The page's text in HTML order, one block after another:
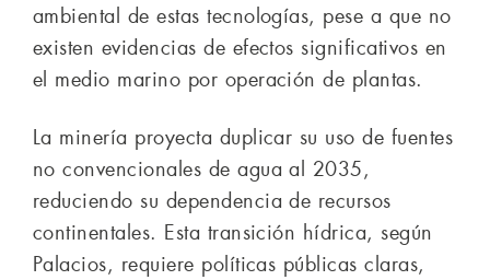
ambiental de estas tecnologías, pese a que no
existen evidencias de efectos significativos en
el medio marino por operación de plantas.
La minería proyecta duplicar su uso de fuentes
no convencionales de agua al 2035,
reduciendo su dependencia de recursos
continentales. Esta transición hídrica, según
Palacios, requiere políticas públicas claras,